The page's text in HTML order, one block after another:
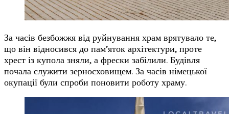
За часів безбожжя від руйнування храм врятувало те,
що він відносився до пам’яток архітектури, проте
хрест із купола зняли, а фрески забілили. Будівля
почала служити зерносховищем. За часів німецької
окупації були спроби поновити роботу храму.